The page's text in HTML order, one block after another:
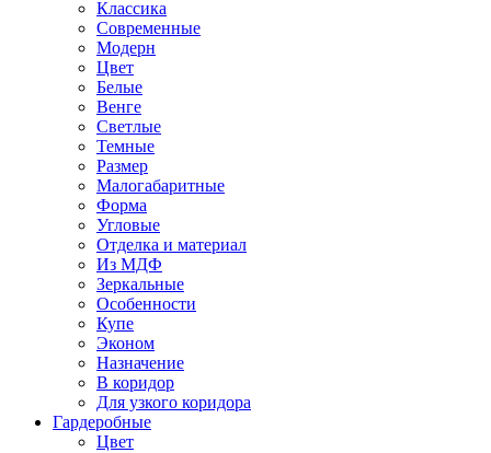
Классика
Современные
Модерн
Цвет
Белые
Венге
Светлые
Темные
Размер
Малогабаритные
Форма
Угловые
Отделка и материал
Из МДФ
Зеркальные
Особенности
Купе
Эконом
Назначение
В коридор
Для узкого коридора
Гардеробные
Цвет